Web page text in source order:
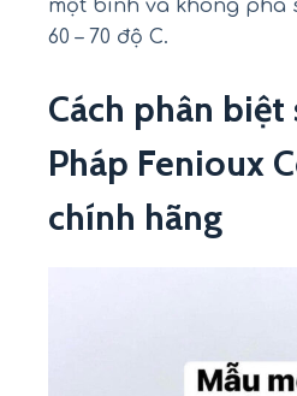
một bình và không pha
60 – 70 độ C.
Cách phân biệt
Pháp Fenioux
chính hãng